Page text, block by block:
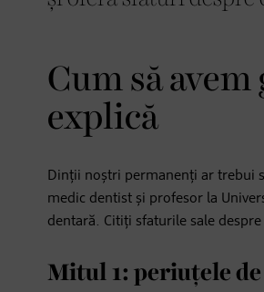
Cum să
explică
Dinții noștri permanenți ar trebui
medic dentist și profesor la
dentară. Citiți sfaturile sale
Mitul 1: periuțele